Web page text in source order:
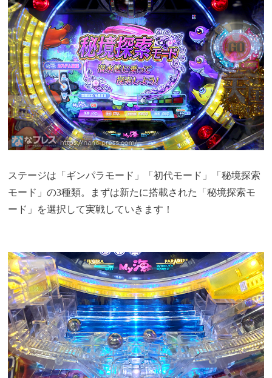
ステージは「ギンパラモード」「初代モード」「秘境探索
モード」の3種類。まずは新たに搭載された「秘境探索モ
ード」を選択して実戦していきます！